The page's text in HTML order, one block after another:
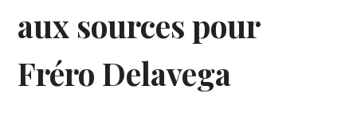
aux sources pour
Fréro Delavega